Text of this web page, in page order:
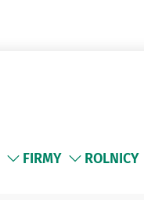
FIRMY ROLNICY